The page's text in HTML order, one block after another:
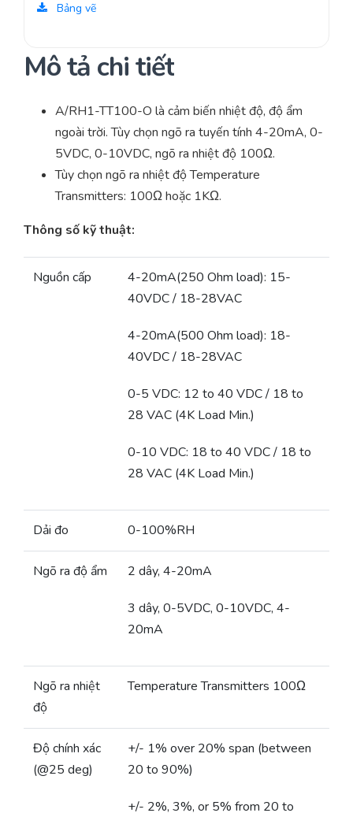
Bảng vẽ
Mô tả chi tiết
A/RH1-TT100-O là cảm biến nhiệt độ, độ ẩm
ngoài trời. Tùy chọn ngõ ra tuyến tính 4-20mA, 0-
5VDC, 0-10VDC, ngõ ra nhiệt độ 100Ω.
Tùy chọn ngõ ra nhiệt độ Temperature
Transmitters: 100Ω hoặc 1KΩ.
Thông số kỹ thuật:
Nguồn cấp
4-20mA(250 Ohm load): 15-
40VDC / 18-28VAC
4-20mA(500 Ohm load): 18-
40VDC / 18-28VAC
0-5 VDC: 12 to 40 VDC / 18 to
28 VAC (4K Load Min.)
0-10 VDC: 18 to 40 VDC / 18 to
28 VAC (4K Load Min.)
Dải đo 0-100%RH
Ngõ ra độ ẩm 2 dây, 4-20mA
3 dây, 0-5VDC, 0-10VDC, 4-
20mA
Ngõ ra nhiệt
độ
Temperature Transmitters 100Ω
Độ chính xác
(@25 deg)
+/- 1% over 20% span (between
20 to 90%)
+/- 2%, 3%, or 5% from 20 to